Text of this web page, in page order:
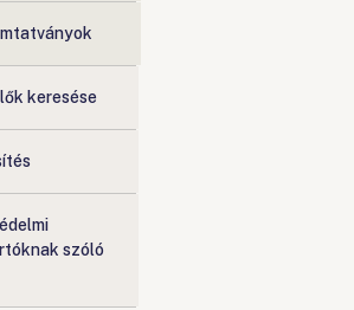
keresése
szóló